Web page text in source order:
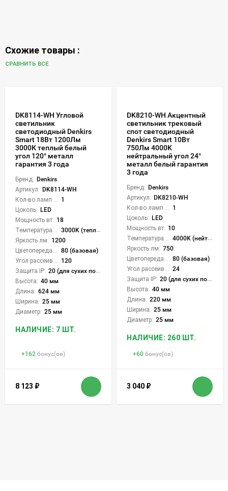
Схожие товары :
СРАВНИТЬ ВСЕ
DK8114-WH Угловой
светильник
светодиодный Denkirs
Smart 18Вт 1200Лм
3000К теплый белый
угол 120° металл
гарантия 3 года
Бренд: Denkirs
Артикул: DK8114-WH
1
Цоколь: LED
Мощность вт: 18
3000K (теплый)
Яркость лм: 1200
80 (базовая)
120
Защита IP: 20 (для сухих пом.)
Высота: 40 мм
Длина: 624 мм
Ширина: 25 мм
Диаметр: 25 мм
НАЛИЧИЕ: 7 ШТ.
+162 бонус(ов)
8 123 ₽
DK8210-WH Акцентный
светильник трековый
спот светодиодный
Denkirs Smart 10Вт
750Лм 4000K
нейтральный угол 24°
металл белый гарантия
3 года
Бренд: Denkirs
Артикул: DK8210-WH
1
Цоколь: LED
Мощность вт: 10
4000K (нейтральный)
Яркость лм: 750
80 (базовая)
24
Защита IP: 20 (для сухих пом.)
Высота: 40 мм
Длина: 220 мм
Ширина: 25 мм
Диаметр: 25 мм
НАЛИЧИЕ: 260 ШТ.
+60 бонус(ов)
3 040 ₽